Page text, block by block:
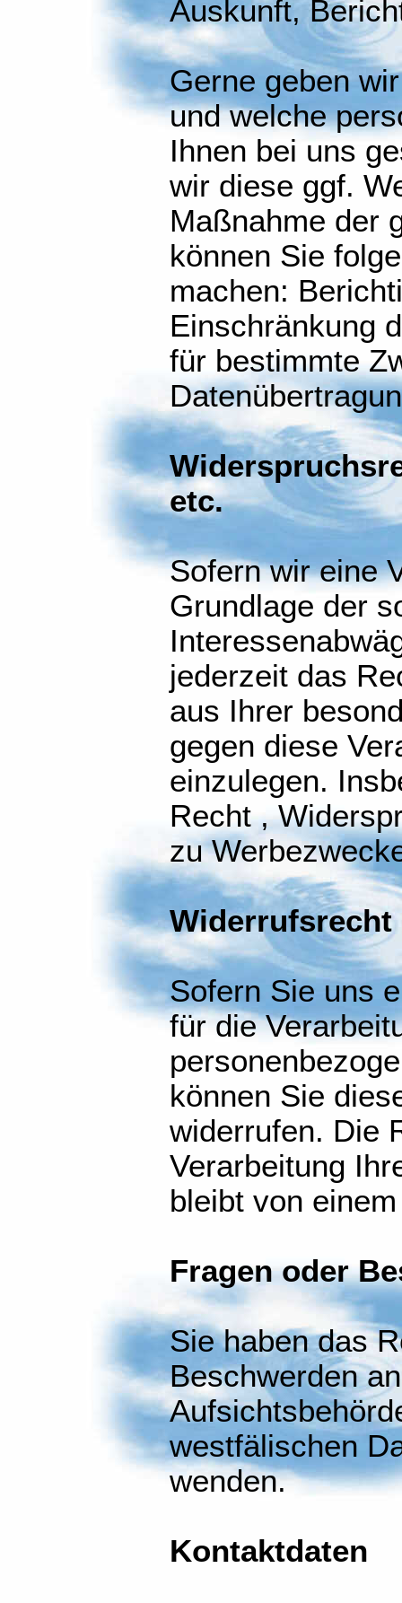
Auskunft,
Gerne geben
und welche
Ihnen bei uns
wir diese ggf.
Maßnahme der
können Sie
machen:
Einschränkung
für bestimmte
etc.
Sofern wir eine
Grundlage der
jederzeit das
aus Ihrer
gegen diese
einzulegen.
Recht ,
zu
Widerrufsrecht
Sofern Sie uns
für die
können Sie
widerrufen. Die
Verarbeitung
bleibt von
Fragen oder
Sie haben das
Beschwerden
westfälischen
wenden.
Kontaktdaten